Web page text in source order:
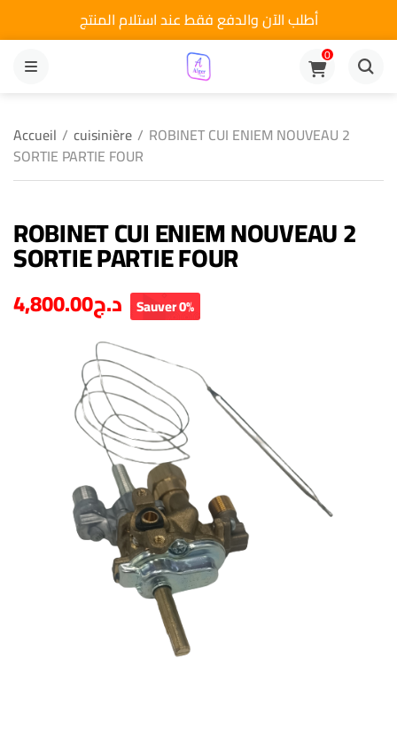
أطلب الآن والدفع فقط عند استلام المنتج
MENU
0
Accueil / cuisinière / ROBINET CUI ENIEM NOUVEAU 2
SORTIE PARTIE FOUR
ROBINET CUI ENIEM NOUVEAU 2
SORTIE PARTIE FOUR
د.ج4,800.00 Sauver 0%